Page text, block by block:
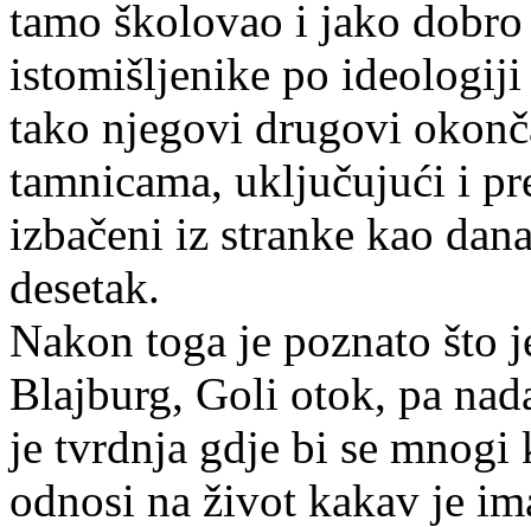
tamo školovao i jako
istomišljenike po ideologiji
tako njegovi drugovi
tamnicama, uključujući i
izbačeni iz stranke kao
desetak.
Nakon toga je poznato što
Blajburg, Goli otok, pa
je tvrdnja gdje bi se mnogi
odnosi na život kakav je